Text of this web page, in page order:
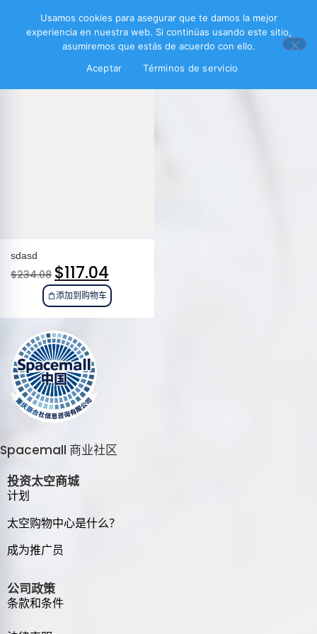
过滤产品
sdasd
$234.08 $117.04
添加到购物车
Spacemall 商业社区
投资太空商城
计划
太空购物中心是什么？
成为推广员
公司政策
条款和条件
Usamos cookies para asegurar que te damos la mejor
experiencia en nuestra web. Si continúas usando este sitio,
asumiremos que estás de acuerdo con ello.
Aceptar
Términos de servicio